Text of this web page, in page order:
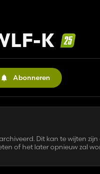
K
Abonneren
Dit kan te wijten
of het later opnieuw zal